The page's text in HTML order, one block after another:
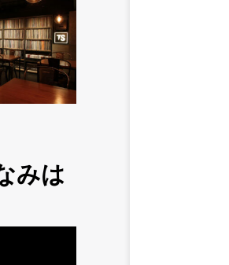
みは